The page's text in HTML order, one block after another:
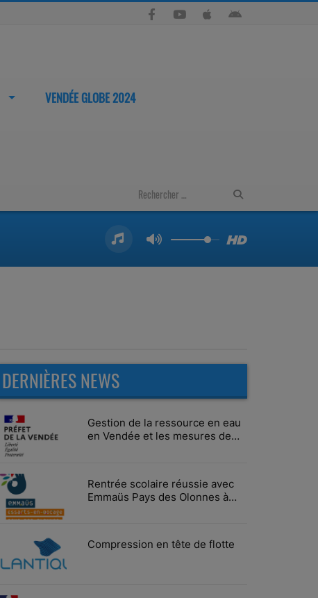
VENDÉE GLOBE 2024
DERNIÈRES NEWS
Gestion de la ressource en eau
en Vendée et les mesures de
Rentrée scolaire réussie avec
Emmaüs Pays des Olonnes à
Compression en tête de flotte